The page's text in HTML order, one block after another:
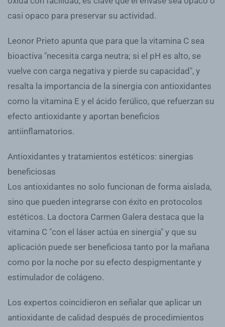
casi opaco para preservar su actividad.
Leonor Prieto apunta que para que la vitamina C sea
bioactiva "necesita carga neutra; si el pH es alto, se
vuelve con carga negativa y pierde su capacidad", y
resalta la importancia de la sinergia con antioxidantes
como la vitamina E y el ácido ferúlico, que refuerzan su
efecto antioxidante y aportan beneficios
antiinflamatorios.
Antioxidantes y tratamientos estéticos: sinergias
beneficiosas
Los antioxidantes no solo funcionan de forma aislada,
sino que pueden integrarse con éxito en protocolos
estéticos. La doctora Carmen Galera destaca que la
vitamina C "con el láser actúa en sinergia" y que su
aplicación puede ser beneficiosa tanto por la mañana
como por la noche por su efecto despigmentante y
estimulador de colágeno.
Los expertos coincidieron en señalar que aplicar un
antioxidante de calidad después de procedimientos